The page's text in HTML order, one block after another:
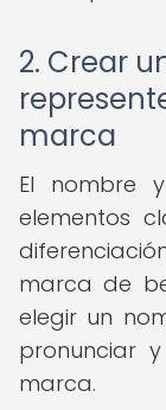
2. Crear
marca
El nombre
elementos
marca de
elegir un
pronunciar
marca.